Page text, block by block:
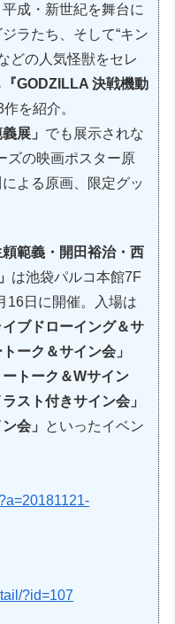
成・新世紀を舞台に
ラたち、そして“キン
どの人気怪獣をセレ
『GODZILLA 決戦機動
を紹介。
展」 でも展示されな
ズの映画ポスター原
よる原画、限定グッ
範義・開田裕治・西
は池袋パルコ本館7F
16日に開催。入場は
イブドローイング＆サ
ーク＆サイン会」
ートーク＆Wサイン
スト付きサイン会」
会」
といったイベン
?id=107